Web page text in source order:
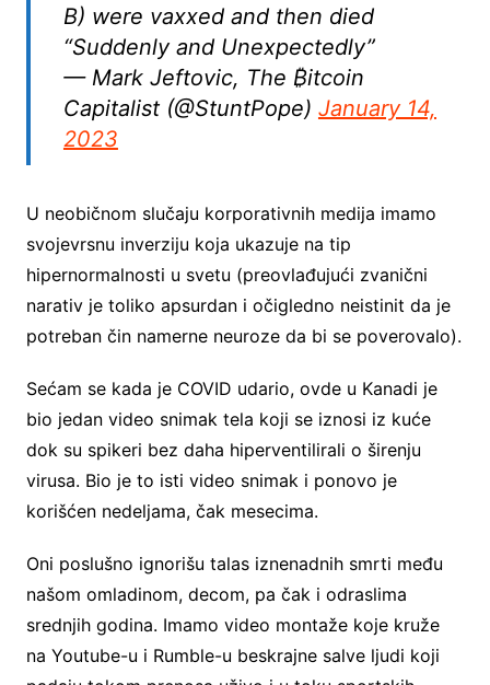
B) were vaxxed and then died
“Suddenly and Unexpectedly”
— Mark Jeftovic, The ₿itcoin
Capitalist (@StuntPope) January 14,
2023
U neobičnom slučaju korporativnih medija imamo
svojevrsnu inverziju koja ukazuje na tip
hipernormalnosti u svetu (preovlađujući zvanični
narativ je toliko apsurdan i očigledno neistinit da je
potreban čin namerne neuroze da bi se poverovalo).
Sećam se kada je COVID udario, ovde u Kanadi je
bio jedan video snimak tela koji se iznosi iz kuće
dok su spikeri bez daha hiperventilirali o širenju
virusa. Bio je to isti video snimak i ponovo je
korišćen nedeljama, čak mesecima.
Oni poslušno ignorišu talas iznenadnih smrti među
našom omladinom, decom, pa čak i odraslima
srednjih godina. Imamo video montaže koje kruže
na Youtube-u i Rumble-u beskrajne salve ljudi koji